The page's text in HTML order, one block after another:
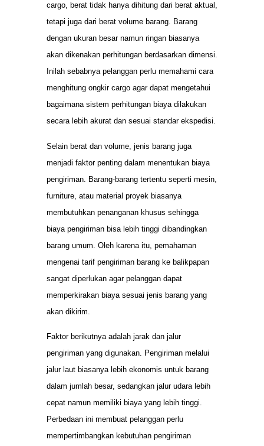
cargo, berat tidak hanya dihitung dari berat aktual,
tetapi juga dari berat volume barang. Barang
dengan ukuran besar namun ringan biasanya
akan dikenakan perhitungan berdasarkan dimensi.
Inilah sebabnya pelanggan perlu memahami cara
menghitung ongkir cargo agar dapat mengetahui
bagaimana sistem perhitungan biaya dilakukan
secara lebih akurat dan sesuai standar ekspedisi.
Selain berat dan volume, jenis barang juga
menjadi faktor penting dalam menentukan biaya
pengiriman. Barang-barang tertentu seperti mesin,
furniture, atau material proyek biasanya
membutuhkan penanganan khusus sehingga
biaya pengiriman bisa lebih tinggi dibandingkan
barang umum. Oleh karena itu, pemahaman
mengenai tarif pengiriman barang ke balikpapan
sangat diperlukan agar pelanggan dapat
memperkirakan biaya sesuai jenis barang yang
akan dikirim.
Faktor berikutnya adalah jarak dan jalur
pengiriman yang digunakan. Pengiriman melalui
jalur laut biasanya lebih ekonomis untuk barang
dalam jumlah besar, sedangkan jalur udara lebih
cepat namun memiliki biaya yang lebih tinggi.
Perbedaan ini membuat pelanggan perlu
mempertimbangkan kebutuhan pengiriman